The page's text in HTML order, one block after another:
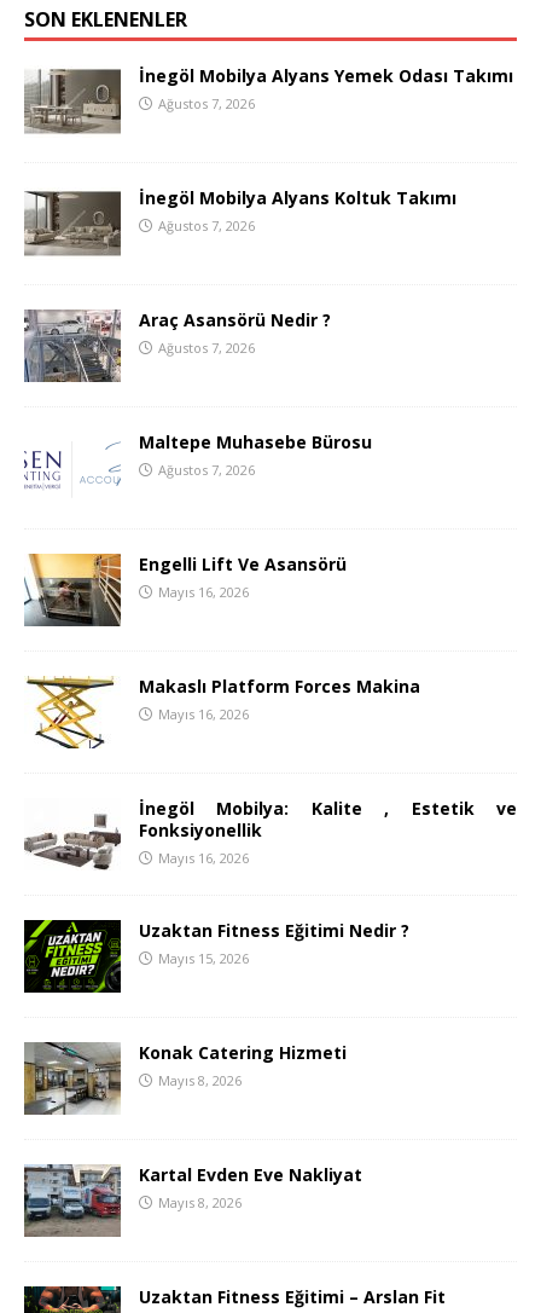
SON EKLENENLER
İnegöl Mobilya Alyans Yemek Odası Takımı
Ağustos 7, 2026
İnegöl Mobilya Alyans Koltuk Takımı
Ağustos 7, 2026
Araç Asansörü Nedir ?
Ağustos 7, 2026
Maltepe Muhasebe Bürosu
Ağustos 7, 2026
Engelli Lift Ve Asansörü
Mayıs 16, 2026
Makaslı Platform Forces Makina
Mayıs 16, 2026
İnegöl Mobilya: Kalite , Estetik ve
Fonksiyonellik
Mayıs 16, 2026
Uzaktan Fitness Eğitimi Nedir ?
Mayıs 15, 2026
Konak Catering Hizmeti
Mayıs 8, 2026
Kartal Evden Eve Nakliyat
Mayıs 8, 2026
Uzaktan Fitness Eğitimi – Arslan Fit